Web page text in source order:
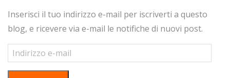
Inserisci il tuo indirizzo e-mail per iscriverti a questo
blog, e ricevere via e-mail le notifiche di nuovi post.
Indirizzo
e-
mail